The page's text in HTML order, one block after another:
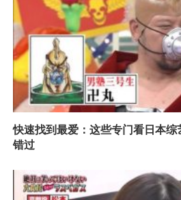
快速找到最爱：这些专门看日本
错过